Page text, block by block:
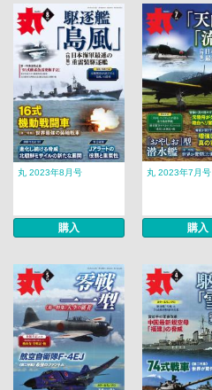
丸 2023年8月号
購入
丸 2023年7月号
購入